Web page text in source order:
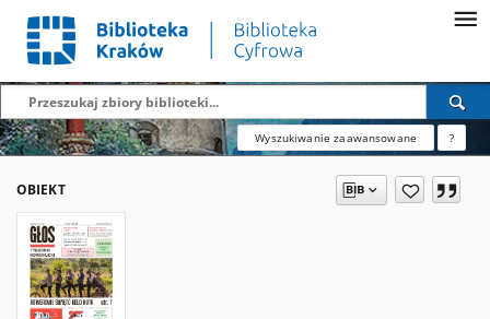
Wyszukiwanie zaawansowane ?
OBIEKT